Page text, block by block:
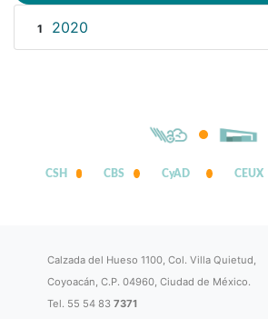
1 2020
CSH CBS CyAD CEUX
Calzada del Hueso 1100, Col. Villa Quietud,
Coyoacán, C.P. 04960, Ciudad de México.
Tel. 55 54 837371